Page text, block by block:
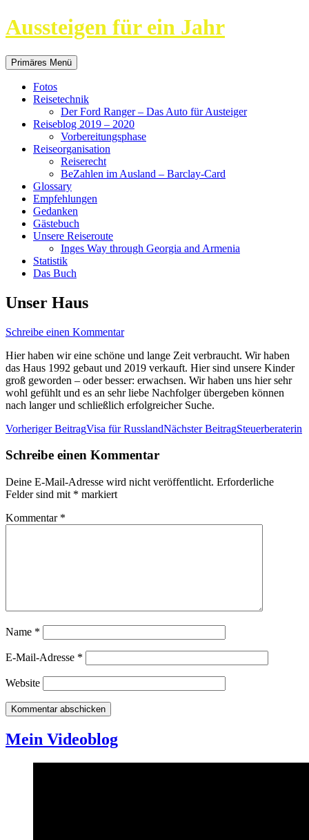
Aussteigen für ein Jahr
Suchen
Primäres Menü Springe
zum
Fotos
Reisetechnik
Der Ford Ranger – Das Auto für Austeiger
Reiseblog 2019 – 2020
Vorbereitungsphase
Reiseorganisation
Reiserecht
BeZahlen im Ausland – Barclay-Card
Glossary
Empfehlungen
Gedanken
Gästebuch
Unsere Reiseroute
Inges Way through Georgia and Armenia
Statistik
Das Buch
Unser Haus
Schreibe einen Kommentar
Hier haben wir eine schöne und lange Zeit verbraucht. Wir haben
das Haus 1992 gebaut und 2019 verkauft. Hier sind unsere Kinder
groß geworden – oder besser: erwachsen. Wir haben uns hier sehr
wohl gefühlt und es an sehr liebe Nachfolger übergeben können
nach langer und schließlich erfolgreicher Suche.
Beitrags-
Navigation
Vorheriger BeitragVisa für RusslandNächster BeitragSteuerberaterin
Schreibe einen Kommentar
Deine E-Mail-Adresse wird nicht veröffentlicht. Erforderliche
Felder sind mit * markiert
Kommentar *
Name *
E-Mail-Adresse *
Website
Mein Videoblog